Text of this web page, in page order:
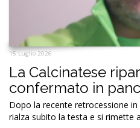
15 Luglio 2026
La Calcinatese
confermato in
Dopo la recente retrocessione
rialza subito la testa e si rimette